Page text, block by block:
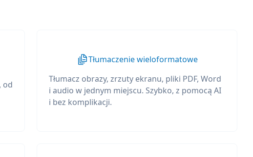
od
Tłumaczenie wieloformatowe
Tłumacz obrazy, zrzuty ekranu, pliki PDF, Word
i audio w jednym miejscu. Szybko, z pomocą AI
i bez komplikacji.